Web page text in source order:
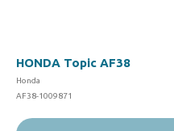
HONDA Topic AF38
Honda
AF38-1009871